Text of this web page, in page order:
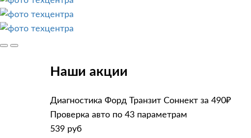
Наши акции
Диагностика Форд Транзит Соннект за 490₽
Проверка авто по 43 параметрам
539 руб